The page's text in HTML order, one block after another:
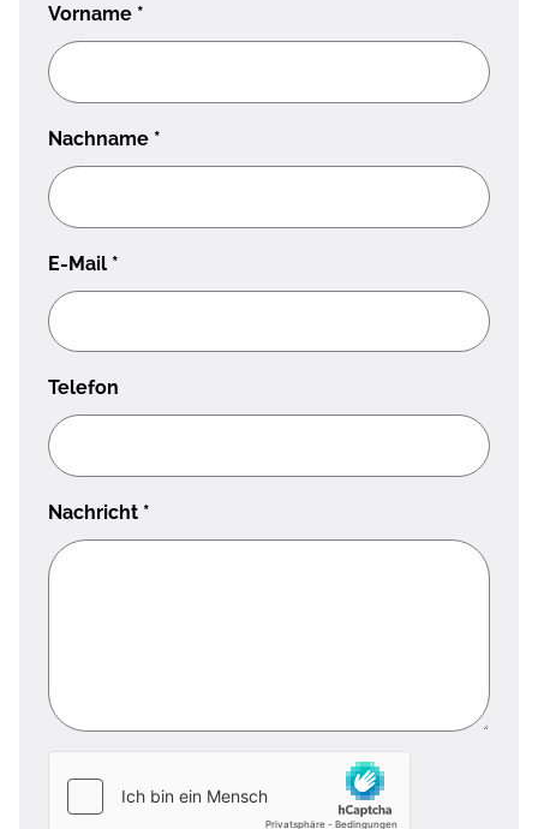
Vorname *
Nachname *
E-Mail *
Telefon
Nachricht *